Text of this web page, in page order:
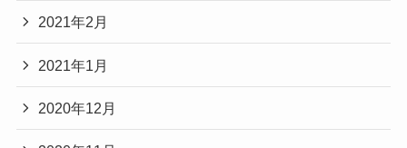
2021年2月
2021年1月
2020年12月